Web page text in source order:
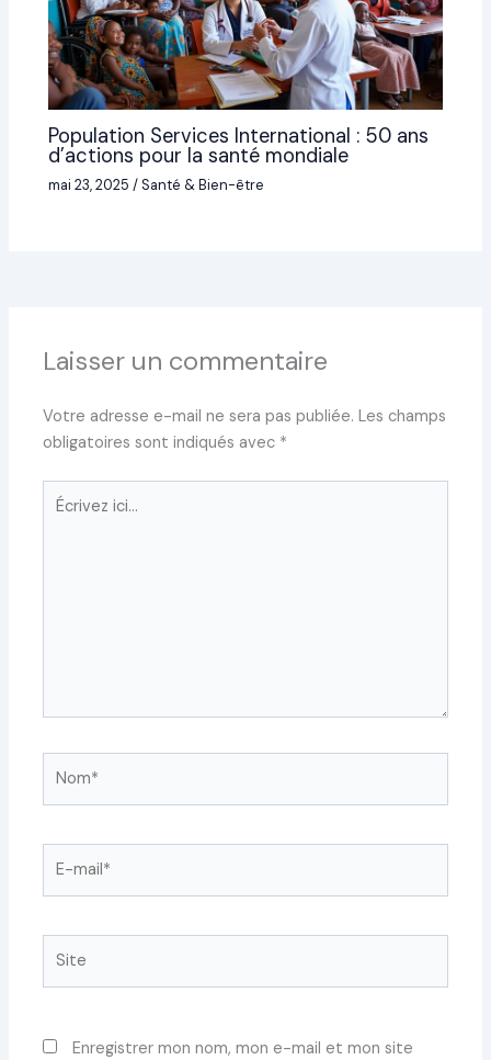
Population Services International : 50 ans
d’actions pour la santé mondiale
mai 23, 2025/Santé & Bien-être
Laisser un commentaire
Votre adresse e-mail ne sera pas publiée. Les champs
obligatoires sont indiqués avec *
Écrivez
ici…
mail*
Enregistrer mon nom, mon e-mail et mon site